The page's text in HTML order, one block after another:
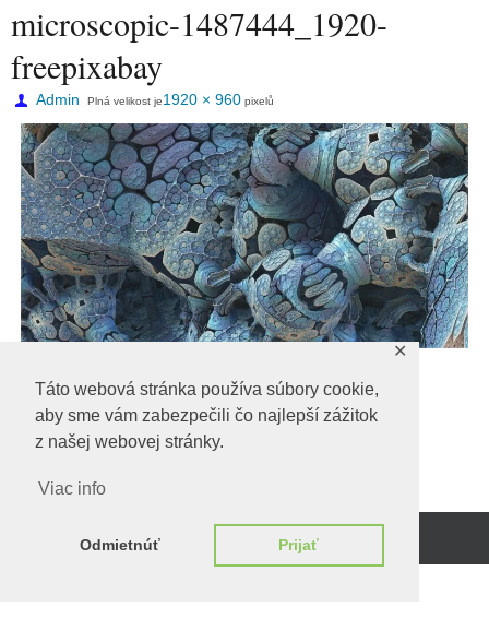
Táto webová stránka používa súbory cookie,
aby sme vám zabezpečili čo najlepší zážitok
z našej webovej stránky.
Viac info
Odmietnúť Prijať
✕
microscopic-1487444_1920-
freepixabay
Admin Plná velikost je1920 × 960 pixelů
microscopic-1487444_1920-freepixabay
WordPress.